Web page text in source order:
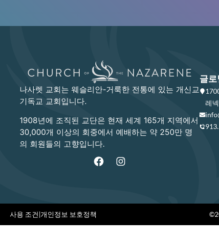
나사렛 교회는 웨슬리안-거룩한 전통에 있는 개신교
기독교 교회입니다.
1908년에 조직된 교단은 현재 세계 165개 지역에서
30,000개 이상의 회중에서 예배하는 약 250만 명
의 회원들의 고향입니다.
글로
레
사용 조건|개인정보 보호정책